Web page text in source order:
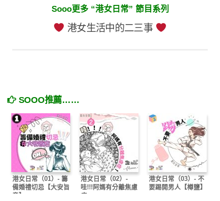
Sooo更多 “港女日常” 節目系列
港女生活中的二三事
SOOO推薦……
港女日常（01）- 籌
備婚禮切忌【大安旨
意】
港女日常（02）-
哇!!!阿媽有分離焦慮
症
港女日常（03）- 不
要踢開男人【樽鹽】